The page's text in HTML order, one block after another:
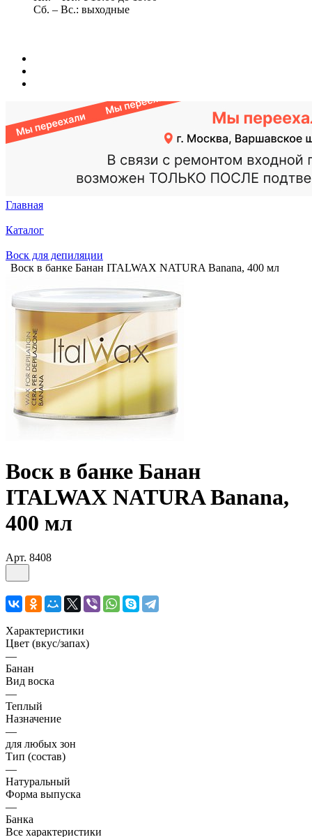
Сб. – Вс.: выходные
Главная
Каталог
Воск для депиляции
Воск в банке Банан ITALWAX NATURA Bananа, 400 мл
Воск в банке Банан
ITALWAX NATURA Bananа,
400 мл
Арт. 8408
Характеристики
Цвет (вкус/запах)
—
Банан
Вид воска
—
Теплый
Назначение
—
для любых зон
Тип (состав)
—
Натуральный
Форма выпуска
—
Банка
Все характеристики